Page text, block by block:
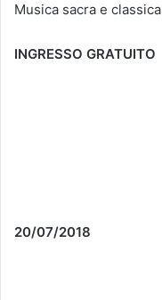
Musica sacra e classica
INGRESSO GRATUITO
20/07/2018